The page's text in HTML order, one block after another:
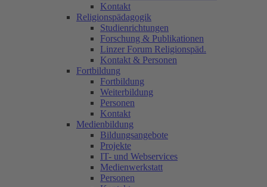
Kontakt
Religionspädagogik
Studienrichtungen
Forschung & Publikationen
Linzer Forum Religionspäd.
Kontakt & Personen
Fortbildung
Fortbildung
Weiterbildung
Personen
Kontakt
Medienbildung
Bildungsangebote
Projekte
IT- und Webservices
Medienwerkstatt
Personen